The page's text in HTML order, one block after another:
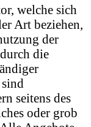
welche sich
Art beziehen,
der
die
seitens des
oder grob